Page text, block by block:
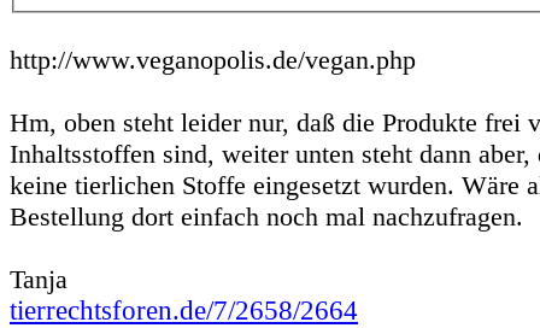
http://www.veganopolis.de/vegan.php
Hm, oben steht leider nur, daß die Produkte frei
Inhaltsstoffen sind, weiter unten steht dann
keine tierlichen Stoffe eingesetzt wurden. Wäre
Bestellung dort einfach noch mal nachzufragen.
Tanja
tierrechtsforen.de/7/2658/2664